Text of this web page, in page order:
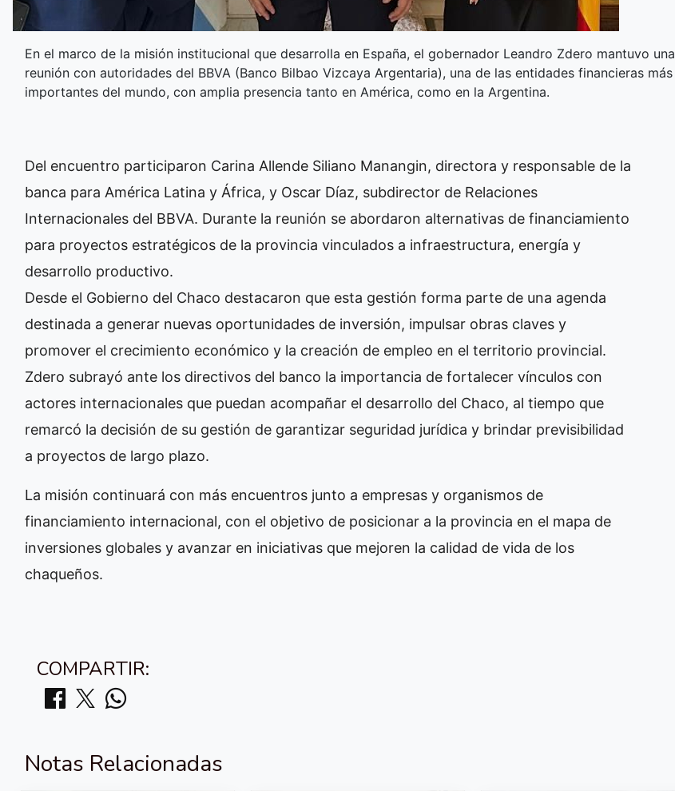
En el marco de la misión institucional que desarrolla en España, el gobernador Leandro Zdero mantuvo una
reunión con autoridades del BBVA (Banco Bilbao Vizcaya Argentaria), una de las entidades financieras más
importantes del mundo, con amplia presencia tanto en América, como en la Argentina.
Del encuentro participaron Carina Allende Siliano Manangin, directora y responsable de la
banca para América Latina y África, y Oscar Díaz, subdirector de Relaciones
Internacionales del BBVA. Durante la reunión se abordaron alternativas de financiamiento
para proyectos estratégicos de la provincia vinculados a infraestructura, energía y
desarrollo productivo.
Desde el Gobierno del Chaco destacaron que esta gestión forma parte de una agenda
destinada a generar nuevas oportunidades de inversión, impulsar obras claves y
promover el crecimiento económico y la creación de empleo en el territorio provincial.
Zdero subrayó ante los directivos del banco la importancia de fortalecer vínculos con
actores internacionales que puedan acompañar el desarrollo del Chaco, al tiempo que
remarcó la decisión de su gestión de garantizar seguridad jurídica y brindar previsibilidad
a proyectos de largo plazo.
La misión continuará con más encuentros junto a empresas y organismos de
financiamiento internacional, con el objetivo de posicionar a la provincia en el mapa de
inversiones globales y avanzar en iniciativas que mejoren la calidad de vida de los
chaqueños.
COMPARTIR:
Notas Relacionadas